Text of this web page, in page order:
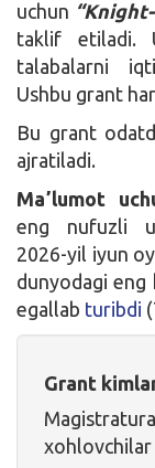
uchun “Knight-
taklif etiladi.
talabalarni
Ushbu grant
Bu grant
ajratiladi.
Maʼlumot
eng nufuzli
2026-yil iyun
dunyodagi eng
egallab turibdi
Grant
xohlovchilar